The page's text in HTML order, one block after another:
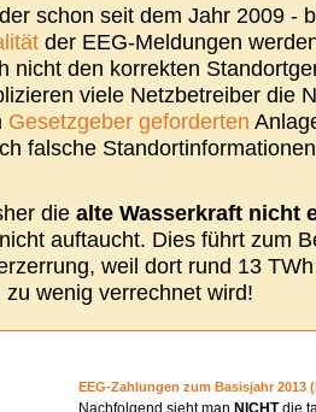
schon seit dem Jahr 2009 -
der EEG-Meldungen
nicht den korrekten
viele Netzbetreiber die
Gesetzgeber geforderten
falsche
die alte Wasserkraft nicht
auftaucht. Dies führt zum
weil dort rund 13
wenig verrechnet wird!
EEG-Zahlungen zum Basisjahr 2013
Nachfolgend sieht man NICHTdie